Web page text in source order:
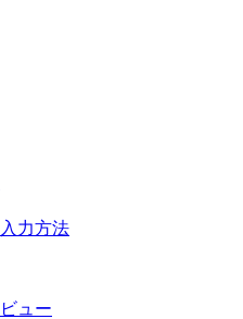
力方法
ュー